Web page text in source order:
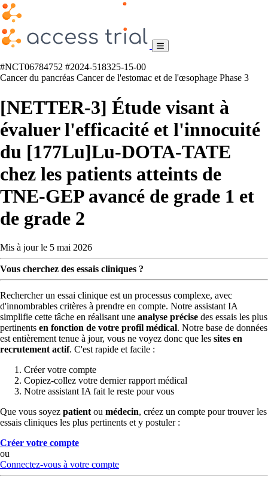
#NCT06784752 #2024-518325-15-00
Cancer du pancréas Cancer de l'estomac et de l'œsophage Phase 3
[NETTER-3] Étude visant à
évaluer l'efficacité et l'innocuité
du [177Lu]Lu-DOTA-TATE
chez les patients atteints de
TNE-GEP avancé de grade 1 et
de grade 2
Mis à jour le 5 mai 2026
Vous cherchez des essais cliniques ?
Rechercher un essai clinique est un processus complexe, avec
d'innombrables critères à prendre en compte. Notre assistant IA
simplifie cette tâche en réalisant une analyse précise des essais les plus
pertinents en fonction de votre profil médical. Notre base de données
est entièrement tenue à jour, vous ne voyez donc que les sites en
recrutement actif. C'est rapide et facile :
Créer votre compte
Copiez-collez votre dernier rapport médical
Notre assistant IA fait le reste pour vous
Que vous soyez patient ou médecin, créez un compte pour trouver les
essais cliniques les plus pertinents et y postuler :
Créer votre compte
ou
Connectez-vous à votre compte